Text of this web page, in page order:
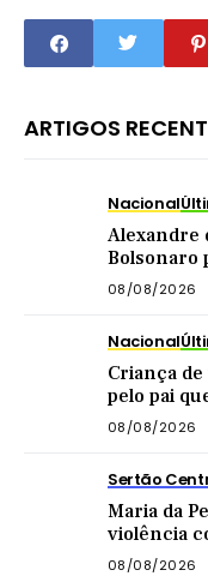
ARTIGOS
Nacional
Alexandre
Bolsonaro
dia dos pais
08/08/2026
Nacional
Criança
pelo pai
pensão
08/08/2026
Sertão
Maria da
violência
no Sertão
08/08/2026